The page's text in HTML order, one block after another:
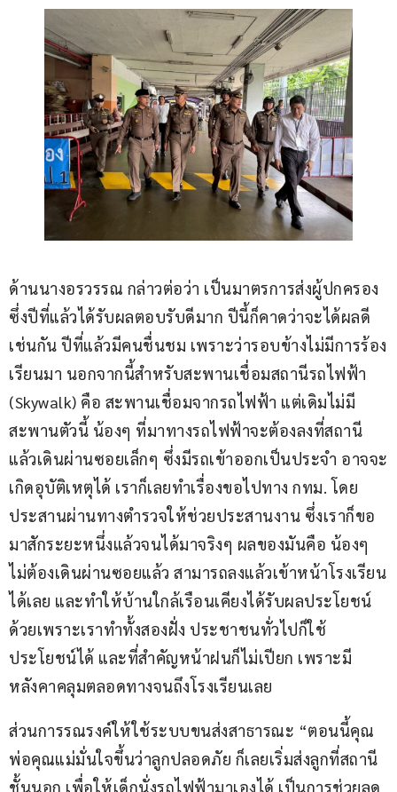
​ด้านนางอรวรรณ กล่าวต่อว่า เป็นมาตรการส่งผู้ปกครอง
ซึ่งปีที่แล้วได้รับผลตอบรับดีมาก ปีนี้ก็คาดว่าจะได้ผลดี
เช่นกัน ปีที่แล้วมีคนชื่นชม เพราะว่ารอบข้างไม่มีการร้อง
เรียนมา ​นอกจากนี้สำหรับสะพานเชื่อมสถานีรถไฟฟ้า
(Skywalk) คือ สะพานเชื่อมจากรถไฟฟ้า แต่เดิมไม่มี
สะพานตัวนี้ น้องๆ ที่มาทางรถไฟฟ้าจะต้องลงที่สถานี
แล้วเดินผ่านซอยเล็กๆ ซึ่งมีรถเข้าออกเป็นประจำ อาจจะ
เกิดอุบัติเหตุได้ เราก็เลยทำเรื่องขอไปทาง กทม. โดย
ประสานผ่านทางตำรวจให้ช่วยประสานงาน ซึ่งเราก็ขอ
มาสักระยะหนึ่งแล้วจนได้มาจริงๆ ผลของมันคือ น้องๆ
ไม่ต้องเดินผ่านซอยแล้ว สามารถลงแล้วเข้าหน้าโรงเรียน
ได้เลย และทำให้บ้านใกล้เรือนเคียงได้รับผลประโยชน์
ด้วยเพราะเราทำทั้งสองฝั่ง ประชาชนทั่วไปก็ใช้
ประโยชน์ได้ และที่สำคัญหน้าฝนก็ไม่เปียก เพราะมี
หลังคาคลุมตลอดทางจนถึงโรงเรียนเลย
ส่วนการรณรงค์ให้ใช้ระบบขนส่งสาธารณะ “ตอนนี้คุณ
พ่อคุณแม่มั่นใจขึ้นว่าลูกปลอดภัย ก็เลยเริ่มส่งลูกที่สถานี
ชั้นนอก เพื่อให้เด็กนั่งรถไฟฟ้ามาเองได้ เป็นการช่วยลด